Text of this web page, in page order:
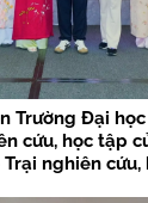
Trường Đại
cứu, học tập
nghiên